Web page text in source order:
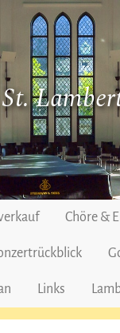
Chöre &
Links